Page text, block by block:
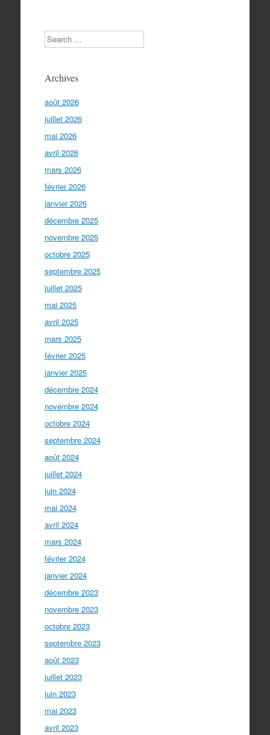
Search
Archives
août 2026
juillet 2026
mai 2026
avril 2026
mars 2026
février 2026
janvier 2026
décembre 2025
novembre 2025
octobre 2025
septembre 2025
juillet 2025
mai 2025
avril 2025
mars 2025
février 2025
janvier 2025
décembre 2024
novembre 2024
octobre 2024
septembre 2024
août 2024
juillet 2024
juin 2024
mai 2024
avril 2024
mars 2024
février 2024
janvier 2024
décembre 2023
novembre 2023
octobre 2023
septembre 2023
août 2023
juillet 2023
juin 2023
mai 2023
avril 2023